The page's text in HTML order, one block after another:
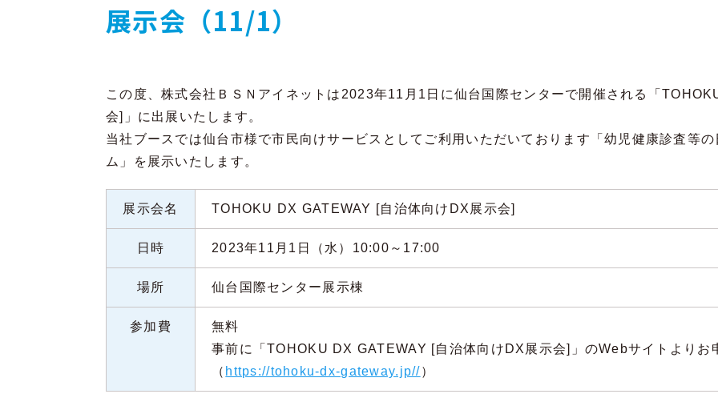
展示会（11/1）
この度、株式会社ＢＳＮアイネットは2023年11月1日に仙台国際センターで開催される「
会]」に出展いたします。
当社ブースでは仙台市様で市民向けサービスとしてご利用いただいております「幼児健康診査等
ム」を展示いたします。
展示会名 TOHOKU DX GATEWAY [自治体向けDX展示会]
日時 2023年11月1日（水）10:00～17:00
場所 仙台国際センター展示棟
参加費
無料
事前に「TOHOKU DX GATEWAY [自治体向けDX展示会]」のWebサイトよりお
（ https://tohoku-dx-gateway.jp//）